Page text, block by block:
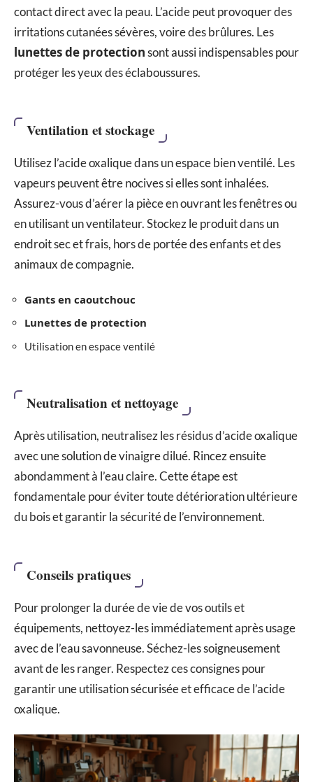
contact direct avec la peau. L’acide peut provoquer des
irritations cutanées sévères, voire des brûlures. Les
lunettes de protectionsont aussi indispensables pour
protéger les yeux des éclaboussures.
Ventilation et stockage
Utilisez l’acide oxalique dans un espace bien ventilé. Les
vapeurs peuvent être nocives si elles sont inhalées.
Assurez-vous d’aérer la pièce en ouvrant les fenêtres ou
en utilisant un ventilateur. Stockez le produit dans un
endroit sec et frais, hors de portée des enfants et des
animaux de compagnie.
Gants en caoutchouc
Lunettes de protection
Utilisation en espace ventilé
Neutralisation et nettoyage
Après utilisation, neutralisez les résidus d’acide oxalique
avec une solution de vinaigre dilué. Rincez ensuite
abondamment à l’eau claire. Cette étape est
fondamentale pour éviter toute détérioration ultérieure
du bois et garantir la sécurité de l’environnement.
Conseils pratiques
Pour prolonger la durée de vie de vos outils et
équipements, nettoyez-les immédiatement après usage
avec de l’eau savonneuse. Séchez-les soigneusement
avant de les ranger. Respectez ces consignes pour
garantir une utilisation sécurisée et efficace de l’acide
oxalique.